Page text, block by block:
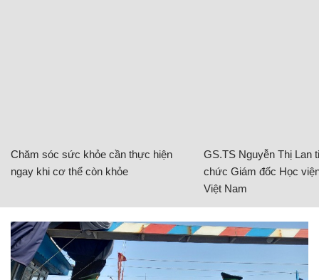
Chăm sóc sức khỏe cần thực hiện
ngay khi cơ thể còn khỏe
GS.TS Nguyễn Thị Lan
chức Giám đốc Học
Việt Nam